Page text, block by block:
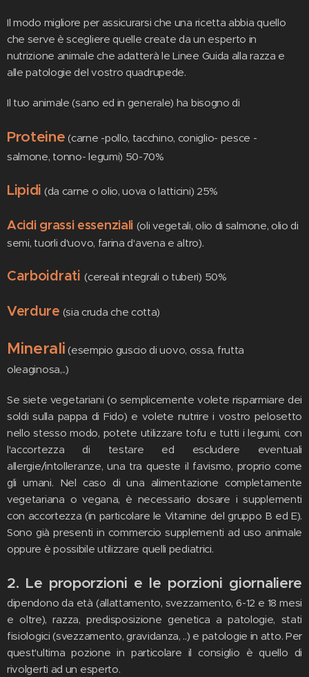
Il modo migliore per assicurarsi che una ricetta abbia quello
che serve è scegliere quelle create da un esperto in
nutrizione animale che adatterà le Linee Guida alla razza e
alle patologie del vostro quadrupede.
Il tuo animale (sano ed in generale) ha bisogno di
Proteine ​​(carne -pollo, tacchino, coniglio- pesce -
salmone, tonno- legumi) 50-70%
Lipidi (da carne o olio, uova o latticini) 25%
Acidi grassi essenziali (oli vegetali, olio di salmone, olio di
semi, tuorli d'uovo, farina d'avena e altro).
Carboidrati (cereali integrali o tuberi) 50%
Verdure (sia cruda che cotta)
Minerali (esempio guscio di uovo, ossa, frutta
oleaginosa,..)
Se siete vegetariani (o semplicemente volete risparmiare dei
soldi sulla pappa di Fido) e volete nutrire i vostro pelosetto
nello stesso modo, potete utilizzare tofu e tutti i legumi, con
l'accortezza di testare ed escludere eventuali
allergie/intolleranze, una tra queste il favismo, proprio come
gli umani. Nel caso di una alimentazione completamente
vegetariana o vegana, è necessario dosare i supplementi
con accortezza (in particolare le Vitamine del gruppo B ed E).
Sono già presenti in commercio supplementi ad uso animale
oppure è possibile utilizzare quelli pediatrici.
2. Le proporzioni e le porzioni giornaliere
dipendono da età (allattamento, svezzamento, 6-12 e 18 mesi
e oltre), razza, predisposizione genetica a patologie, stati
fisiologici (svezzamento, gravidanza, ..) e patologie in atto. Per
quest'ultima pozione in particolare il consiglio è quello di
rivolgerti ad un esperto.